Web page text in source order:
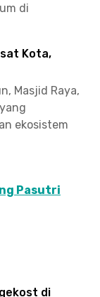
di
Kota,
Masjid Raya,
ekosistem
Pasutri
di